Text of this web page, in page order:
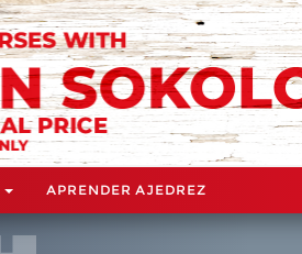
APRENDER AJEDREZ